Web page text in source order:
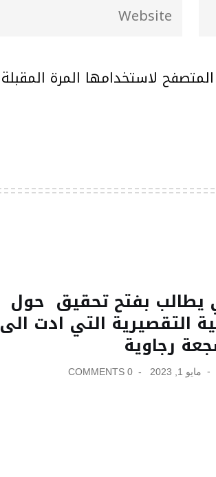
لاستخدامها المرة المقبلة
يطالب بفتح تحقيق حول
التقصيرية التي ادت الى
رجاوية
مايو 1, 2023 0 COMMENTS